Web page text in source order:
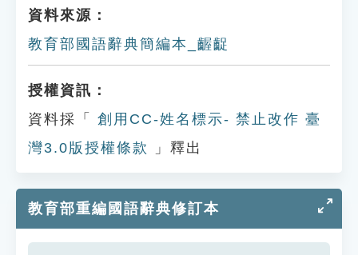
資料來源：
教育部國語辭典簡編本_齷齪
授權資訊：
資料採「
創用CC-姓名標示- 禁止改作 臺
灣3.0版授權條款
」釋出
教育部重編國語辭典修訂本